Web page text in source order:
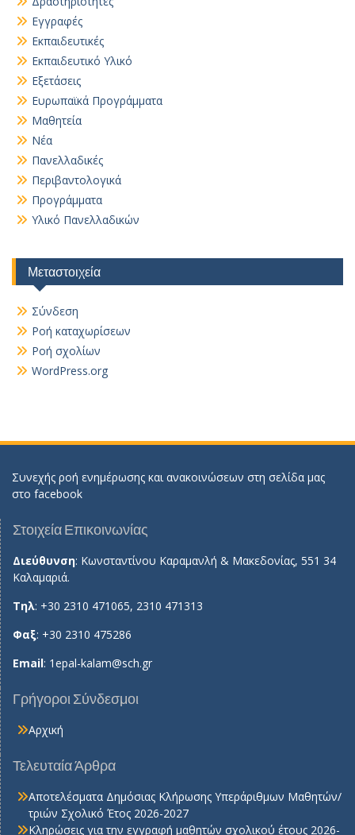
Εγγραφές
Εκπαιδευτικές
Εκπαιδευτικό Υλικό
Εξετάσεις
Ευρωπαϊκά Προγράμματα
Μαθητεία
Νέα
Πανελλαδικές
Περιβαντολογικά
Προγράμματα
Υλικό Πανελλαδικών
Μεταστοιχεία
Σύνδεση
Ροή καταχωρίσεων
Ροή σχολίων
WordPress.org
Συνεχής ροή ενημέρωσης και ανακοινώσεων στη σελίδα μας
στο facebook
Στοιχεία Επικοινωνίας
Διεύθυνση: Κωνσταντίνου Καραμανλή & Μακεδονίας, 551 34
Καλαμαριά.
Τηλ: +30 2310 471065, 2310 471313
Φαξ: +30 2310 475286
Email: 1epal-kalam@sch.gr
Γρήγοροι Σύνδεσμοι
Αρχική
Τελευταία Άρθρα
Αποτελέσματα Δημόσιας Κλήρωσης Υπεράριθμων Μαθητών/
τριών Σχολικό Έτος 2026-2027
Κληρώσεις για την εγγραφή μαθητών σχολικού έτους 2026-